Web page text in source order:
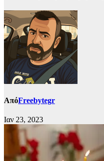
ΑπόFreebytegr
Ιαν 23, 2023